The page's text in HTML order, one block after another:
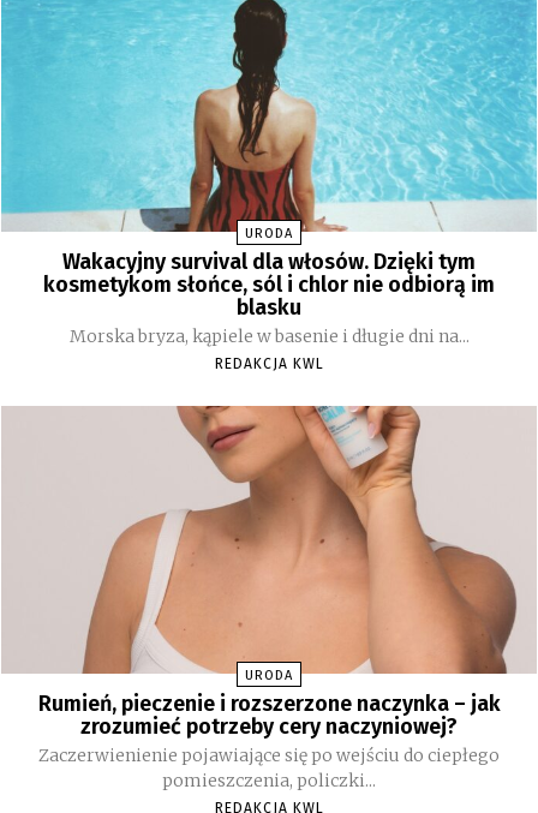
URODA
Wakacyjny survival dla włosów. Dzięki tym
kosmetykom słońce, sól i chlor nie odbiorą im
blasku
Morska bryza, kąpiele w basenie i długie dni na...
REDAKCJA KWL
URODA
Rumień, pieczenie i rozszerzone naczynka – jak
zrozumieć potrzeby cery naczyniowej?
Zaczerwienienie pojawiające się po wejściu do ciepłego
pomieszczenia, policzki...
REDAKCJA KWL